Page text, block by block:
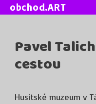
Přeskočit
na
obchod.ART
Pavel
cestou
Husitské muzeum v